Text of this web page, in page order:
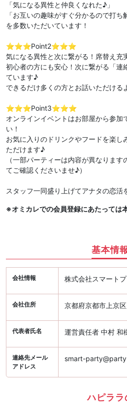
「気になる異性と仲良くなれた♪」
「お互いの趣味がすぐ分かるので打
を多数いただいています！
⭐️⭐️⭐️Point2⭐️⭐️⭐️
気になる異性と次に繋がる！席替え充
初心者の方にも安心！次に繋がる「連
ています♪
できるだけ多くの方とお話いただける
⭐️⭐️⭐️Point3⭐️⭐️⭐️
オンラインイベントはお部屋から参加
い！
お気に入りのドリンクやフードを楽し
ただけます♪
（一部パーティーは内容が異なりま
てご確認くださいませ♪）
スタッフ一同盛り上げてアナタの恋活
※オミカレでの会員登録にあたっては
基本情
会社情報 株式会社スマート
会社住所 京都府京都市上京
代表者氏名 運営責任者 中村 和
連絡先メール
アドレス
smart-
ハピララ